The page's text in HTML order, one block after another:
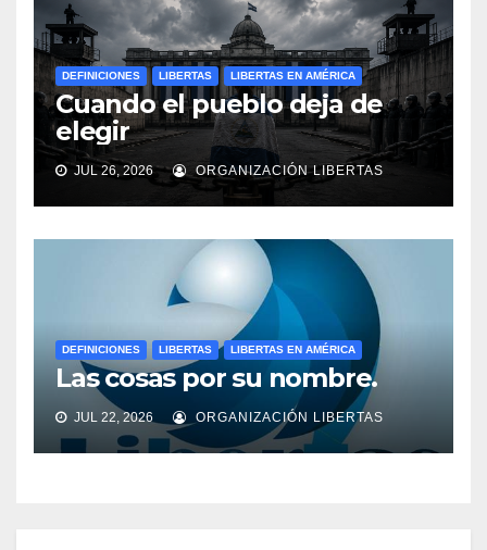
DEFINICIONES LIBERTAS LIBERTAS EN AMÉRICA
Cuando el pueblo deja de
elegir
JUL 26, 2026 ORGANIZACIÓN LIBERTAS
DEFINICIONES LIBERTAS LIBERTAS EN AMÉRICA
Las cosas por su nombre.
JUL 22, 2026 ORGANIZACIÓN LIBERTAS